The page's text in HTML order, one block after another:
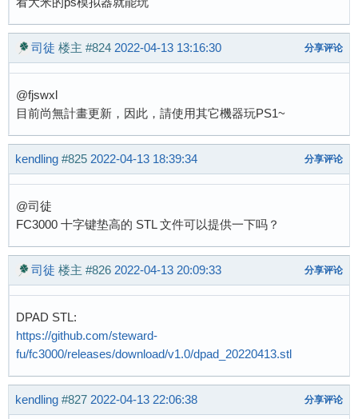
司徒 楼主 #824 2022-04-13 13:16:30 分享评论
@fjswxl
目前尚無計畫更新，因此，請使用其它機器玩PS1~
kendling #825 2022-04-13 18:39:34 分享评论
@司徒
FC3000 十字键垫高的 STL 文件可以提供一下吗？
司徒 楼主 #826 2022-04-13 20:09:33 分享评论
DPAD STL:
https://github.com/steward-
fu/fc3000/releases/download/v1.0/dpad_20220413.stl
kendling #827 2022-04-13 22:06:38 分享评论